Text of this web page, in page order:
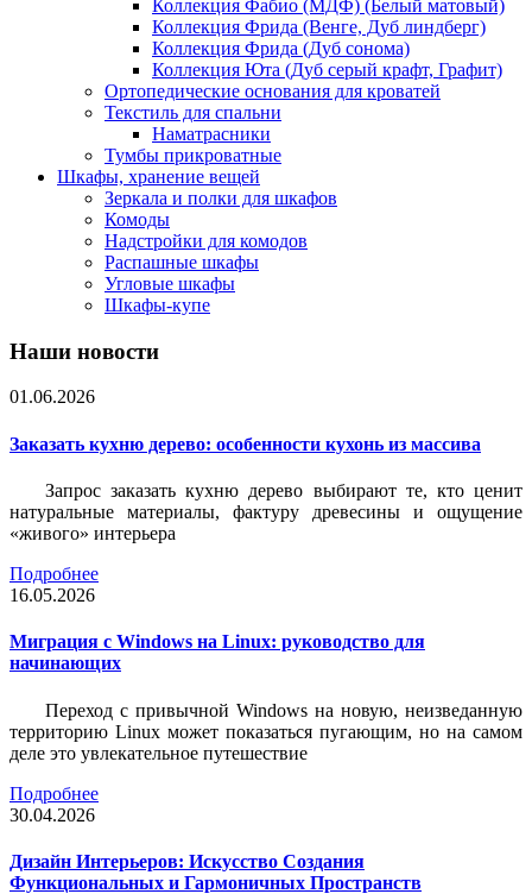
Коллекция Фабио (МДФ) (Белый матовый)
Коллекция Фрида (Венге, Дуб линдберг)
Коллекция Фрида (Дуб сонома)
Коллекция Юта (Дуб серый крафт, Графит)
Ортопедические основания для кроватей
Текстиль для спальни
Наматрасники
Тумбы прикроватные
Шкафы, хранение вещей
Зеркала и полки для шкафов
Комоды
Надстройки для комодов
Распашные шкафы
Угловые шкафы
Шкафы-купе
Наши новости
01.06.2026
Заказать кухню дерево: особенности кухонь из массива
Запрос заказать кухню дерево выбирают те, кто ценит
натуральные материалы, фактуру древесины и ощущение
«живого» интерьера
Подробнее
16.05.2026
Миграция с Windows на Linux: руководство для
начинающих
Переход с привычной Windows на новую, неизведанную
территорию Linux может показаться пугающим, но на самом
деле это увлекательное путешествие
Подробнее
30.04.2026
Дизайн Интерьеров: Искусство Создания
Функциональных и Гармоничных Пространств